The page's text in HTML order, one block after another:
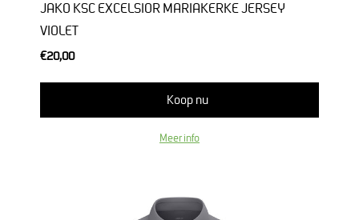
JAKO KSC EXCELSIOR MARIAKERKE JERSEY
VIOLET
€20,00
Koop nu
Meer info